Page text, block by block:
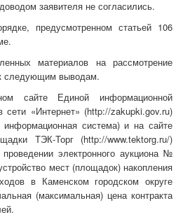
заявителя не согласились.
предусмотренном статьей 106
материалов на рассмотрение
следующим выводам.
сайте Единой информационной
«Интернет» (http://zakupki.gov.ru)
система) и на сайте
ТЭК-Торг (http://www.tektorg.ru/)
электронного аукциона №
мест (площадок) накопления
в Каменском городском округе
(максимальная) цена контракта